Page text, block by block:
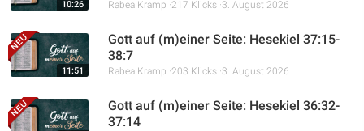
10:26 Rabea Kramp 217 Klicks 3. August 2026
11:51
Gott auf (m)einer Seite: Hesekiel 37:15-
38:7
Rabea Kramp 203 Klicks 3. August 2026
Gott auf (m)einer Seite: Hesekiel 36:32-
37:14